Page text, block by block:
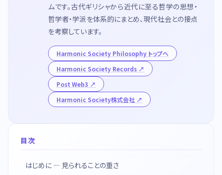
ムです。古代ギリシャから近代に至る哲学の思想・
哲学者・学派を体系的にまとめ、現代社会との接点
を考察しています。
Harmonic Society Philosophy トップへ
Harmonic Society Records
Post Web3
Harmonic Society株式会社
目次
はじめに — 見られることの重さ